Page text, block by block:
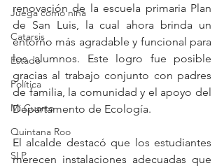
Juega como niña
Catarsis
Estado
Política
Mi Cuarto
Quintana Roo
SLP
renovación de la escuela primaria Plan
de San Luis, la cual ahora brinda un
entorno más agradable y funcional para
los alumnos. Este logro fue posible
gracias al trabajo conjunto con padres
de familia, la comunidad y el apoyo del
Departamento de Ecología.
El alcalde destacó que los estudiantes
merecen instalaciones adecuadas que